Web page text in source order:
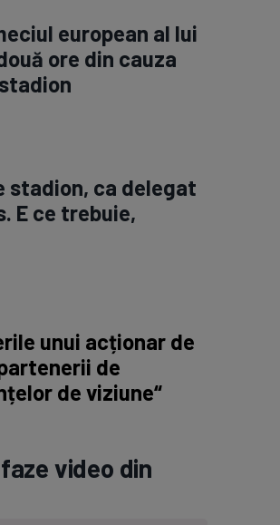
european al lui
ore din cauza
stadion, ca delegat
E ce trebuie,
unui acționar de
de
de viziune“
video din